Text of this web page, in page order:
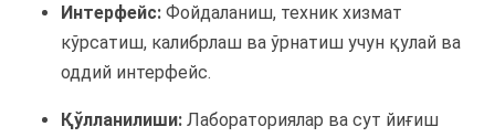
Интерфейс: Фойдаланиш, техник хизмат
кўрсатиш, калибрлаш ва ўрнатиш учун қулай ва
оддий интерфейс.
Қўлланилиши: Лабораториялар ва сут йиғиш